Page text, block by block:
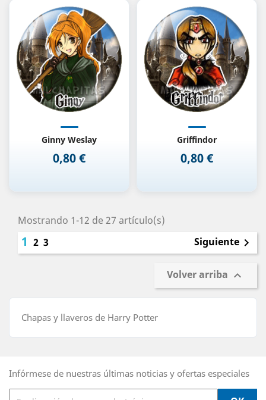
Ginny Weslay
Precio
0,80 €
Griffindor
Precio
0,80 €
Mostrando 1-12 de 27 artículo(s)
1 2 3 Siguiente 
Volver arriba 
Chapas y llaveros de Harry Potter
Infórmese de nuestras últimas noticias y ofertas especiales